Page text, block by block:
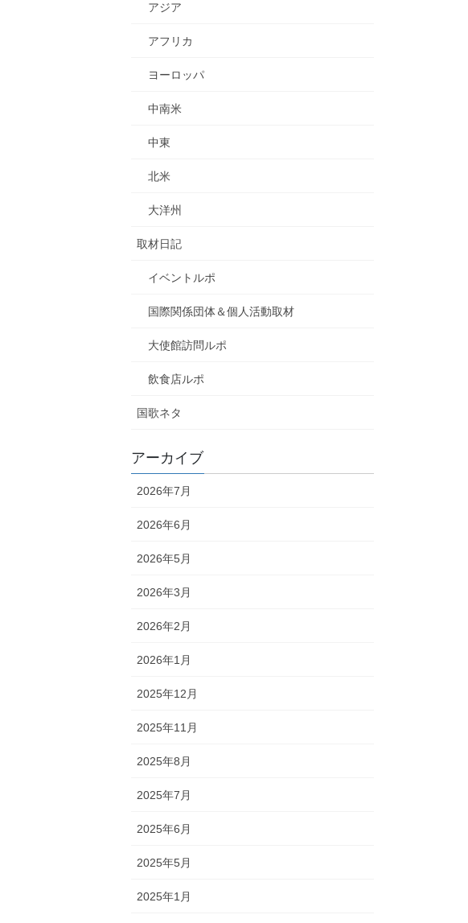
アジア
アフリカ
ヨーロッパ
中南米
中東
北米
大洋州
取材日記
イベントルポ
国際関係団体＆個人活動取材
大使館訪問ルポ
飲食店ルポ
国歌ネタ
アーカイブ
2026年7月
2026年6月
2026年5月
2026年3月
2026年2月
2026年1月
2025年12月
2025年11月
2025年8月
2025年7月
2025年6月
2025年5月
2025年1月